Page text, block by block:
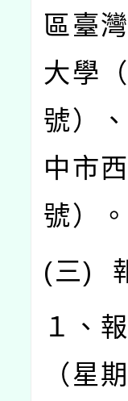
區臺
大學
號）
中市
號）。
(三)
１、
（星